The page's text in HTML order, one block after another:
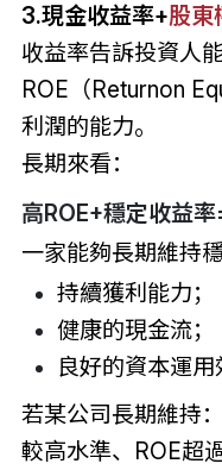
3.現金收益率+股東
收益率告訴投資人
ROE（Returnon
利潤的能力。
長期來看：
高ROE+穩定收益
一家能夠長期維持
持續獲利能力；
健康的現金流；
良好的資本運用
若某公司長期維持
較高水準、ROE超